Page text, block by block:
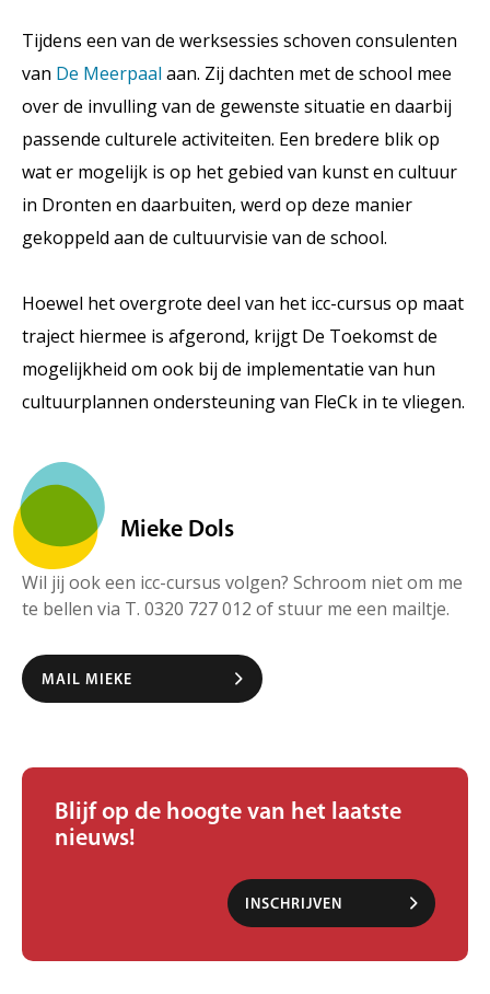
Blijf op de hoogte van het laatste
nieuws!
INSCHRIJVEN
Tijdens een van de werksessies schoven consulenten
van De Meerpaal aan. Zij dachten met de school mee
over de invulling van de gewenste situatie en daarbij
passende culturele activiteiten. Een bredere blik op
wat er mogelijk is op het gebied van kunst en cultuur
in Dronten en daarbuiten, werd op deze manier
gekoppeld aan de cultuurvisie van de school.
Hoewel het overgrote deel van het icc-cursus op maat
traject hiermee is afgerond, krijgt De Toekomst de
mogelijkheid om ook bij de implementatie van hun
cultuurplannen ondersteuning van FleCk in te vliegen.
Mieke Dols
Wil jij ook een icc-cursus volgen? Schroom niet om me
te bellen via T. 0320 727 012 of stuur me een mailtje.
MAIL MIEKE